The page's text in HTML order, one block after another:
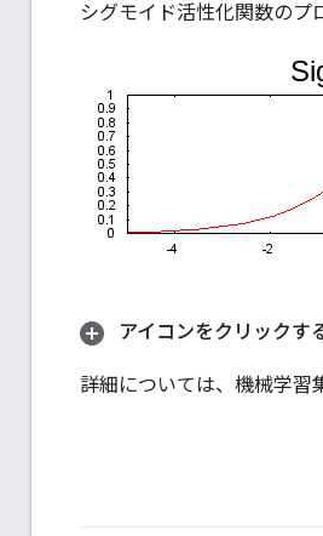
シグモイド活性化関数のプ
アイコンをクリックす
詳細については、機械学習